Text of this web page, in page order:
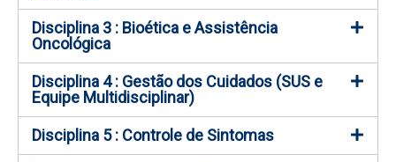
Disciplina 3 : Bioética e Assistência
Oncológica
Disciplina 4 : Gestão dos Cuidados (SUS e
Equipe Multidisciplinar)
Disciplina 5 : Controle de Sintomas